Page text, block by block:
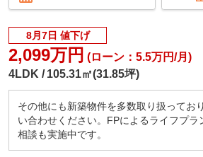
8月7日 値下げ
2,099万円 (ローン：5.5万円/月)
4LDK
105.31㎡(31.85坪)
その他にも新築物件を多数取り扱ってお
い合わせください。FPによるライフプラ
相談も実施中です。